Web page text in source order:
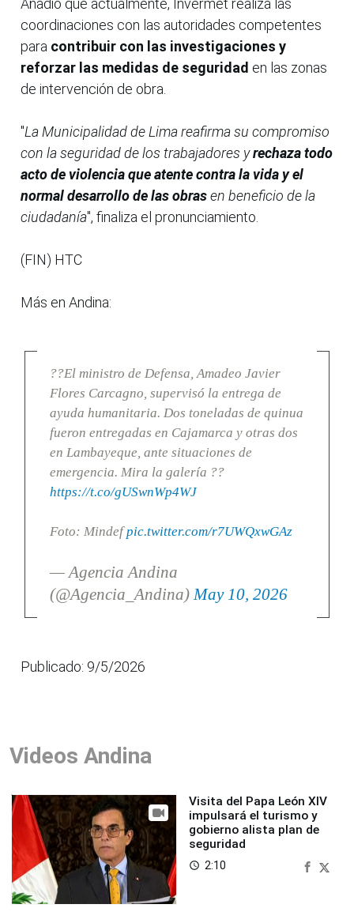
Añadió que actualmente, Invermet realiza las
coordinaciones con las autoridades competentes
para contribuir con las investigaciones y
reforzar las medidas de seguridad en las zonas
de intervención de obra.
"La Municipalidad de Lima reafirma su compromiso
con la seguridad de los trabajadores yrechaza todo
acto de violencia que atente contra la vida y el
normal desarrollo de las obrasen beneficio de la
ciudadanía", finaliza el pronunciamiento.
(FIN) HTC
Más en Andina:
??El ministro de Defensa, Amadeo Javier
Flores Carcagno, supervisó la entrega de
ayuda humanitaria. Dos toneladas de quinua
fueron entregadas en Cajamarca y otras dos
en Lambayeque, ante situaciones de
emergencia. Mira la galería ??
https://t.co/gUSwnWp4WJ
Foto: Mindefpic.twitter.com/r7UWQxwGAz
— Agencia Andina
(@Agencia_Andina)May 10, 2026
Publicado: 9/5/2026
Videos Andina
Visita del Papa León XIV
impulsará el turismo y
gobierno alista plan de
seguridad
access_time 2:10